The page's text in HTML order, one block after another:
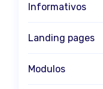
Informativos
Landing pages
Modulos